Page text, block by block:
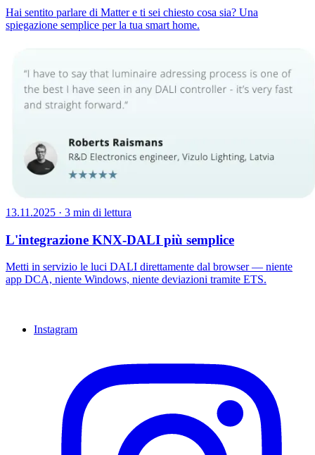
Hai sentito parlare di Matter e ti sei chiesto cosa sia? Una
spiegazione semplice per la tua smart home.
13.11.2025 · 3 min di lettura
L'integrazione KNX-DALI più semplice
Metti in servizio le luci DALI direttamente dal browser — niente
app DCA, niente Windows, niente deviazioni tramite ETS.
Instagram